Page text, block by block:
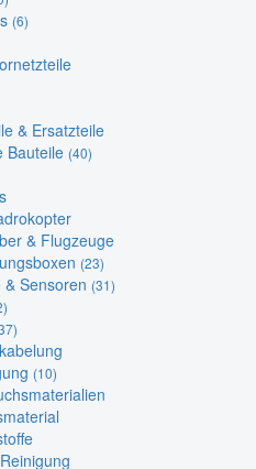
(6)
& Ersatzteile
Bauteile (40)
& Flugzeuge
(23)
Sensoren (31)
(10)